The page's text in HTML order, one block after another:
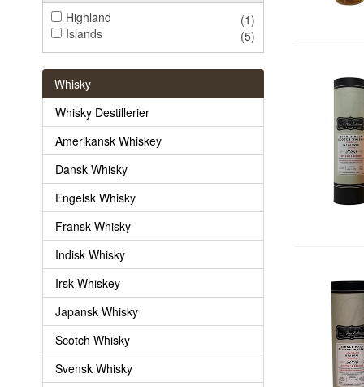
Highland
(1)
Islands
(5)
Whisky
Whisky Destillerier
Amerikansk Whiskey
Dansk Whisky
Engelsk Whisky
Fransk Whisky
Indisk Whisky
Irsk Whiskey
Japansk Whisky
Scotch Whisky
Svensk Whisky